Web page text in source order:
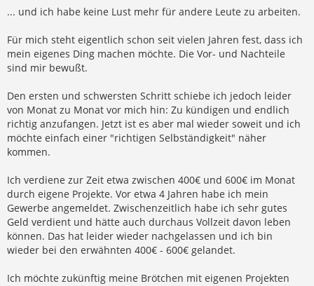
... und ich habe keine Lust mehr für andere Leute zu arbeiten.
Für mich steht eigentlich schon seit vielen Jahren fest, dass ich
mein eigenes Ding machen möchte. Die Vor- und Nachteile
sind mir bewußt.
Den ersten und schwersten Schritt schiebe ich jedoch leider
von Monat zu Monat vor mich hin: Zu kündigen und endlich
richtig anzufangen. Jetzt ist es aber mal wieder soweit und ich
möchte einfach einer "richtigen Selbständigkeit" näher
kommen.
Ich verdiene zur Zeit etwa zwischen 400€ und 600€ im Monat
durch eigene Projekte. Vor etwa 4 Jahren habe ich mein
Gewerbe angemeldet. Zwischenzeitlich habe ich sehr gutes
Geld verdient und hätte auch durchaus Vollzeit davon leben
können. Das hat leider wieder nachgelassen und ich bin
wieder bei den erwähnten 400€ - 600€ gelandet.
Ich möchte zukünftig meine Brötchen mit eigenen Projekten